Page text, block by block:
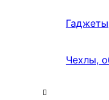
Гаджеты
Чехлы,